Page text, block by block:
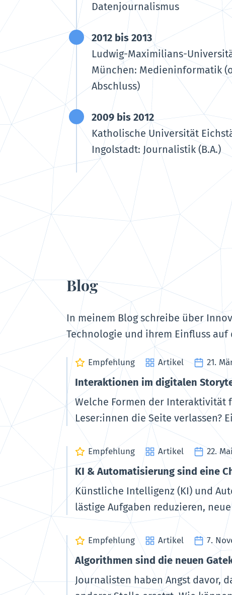
Datenjournalismus
2012 bis 2013
Ludwig-Maximilians-
München: Medieninformatik
Abschluss)
2009 bis 2012
Katholische Universität
Ingolstadt: Journalistik (B.A.)
Blog
In meinem Blog schreibe über
Technologie und ihrem Einfluss
Empfehlung Artikel 21.
Interaktionen im digitalen
Welche Formen der
Leser:innen die Seite verlassen?
Empfehlung Artikel 22.
KI & Automatisierung sind eine
Künstliche Intelligenz (KI) und
lästige Aufgaben reduzieren,
Empfehlung Artikel 7.
Algorithmen sind die neuen
Journalisten haben Angst davor,